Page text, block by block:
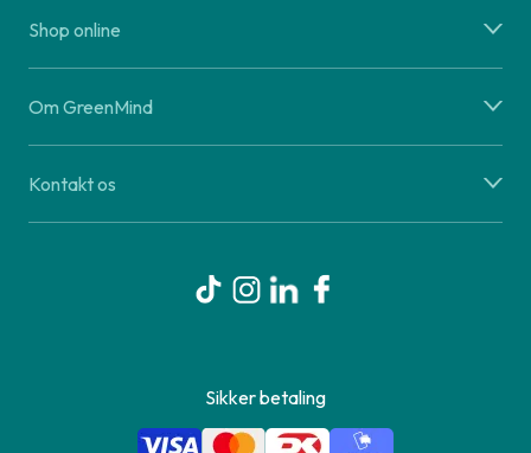
Shop online
Om GreenMind
Kontakt os
Sikker betaling